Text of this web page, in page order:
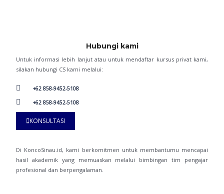
Hubungi kami
Untuk informasi lebih lanjut atau untuk mendaftar kursus privat kami,
silakan hubungi CS kami melalui:
+62 858-9452-5108
+62 858-9452-5108
KONSULTASI
Di KoncoSinau.id, kami berkomitmen untuk membantumu mencapai
hasil akademik yang memuaskan melalui bimbingan tim pengajar
profesional dan berpengalaman.